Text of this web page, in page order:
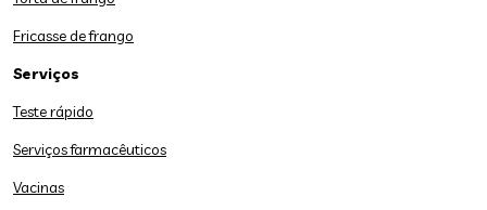
Fricasse de frango
Serviços
Teste rápido
Serviços farmacêuticos
Vacinas